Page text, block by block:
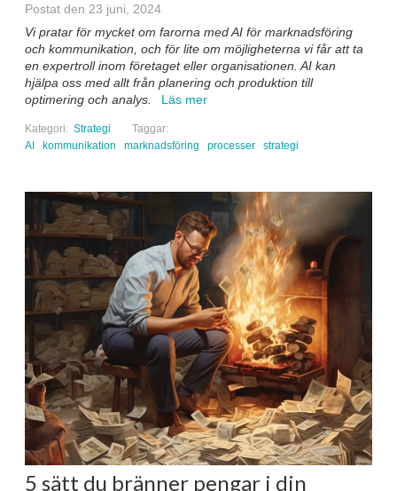
Postat den 23 juni, 2024
Vi pratar för mycket om farorna med AI för marknadsföring
och kommunikation, och för lite om möjligheterna vi får att ta
en expertroll inom företaget eller organisationen. AI kan
hjälpa oss med allt från planering och produktion till
optimering och analys.
Läs mer
Kategori: Strategi
Taggar:
AI
kommunikation marknadsföring processer strategi
5 sätt du bränner pengar i din